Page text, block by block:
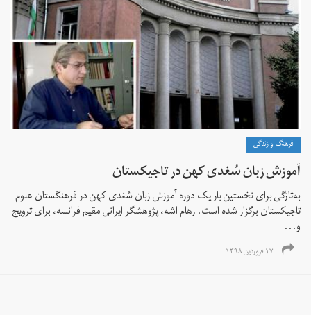
فرهنگ و زندگی
آموزش زبان سُغدی کهن در تاجیکستان
به‌تازگی برای نخستین‌ بار یک دوره آموزش زبان سُغدی کهن در فرهنگستان علوم
تاجیکستان برگزار شده است. رهام اشه، پژوهشگر ایرانی مقیم فرانسه، برای ترویج
و...
۱۷ فروردین ۱۳۹۸